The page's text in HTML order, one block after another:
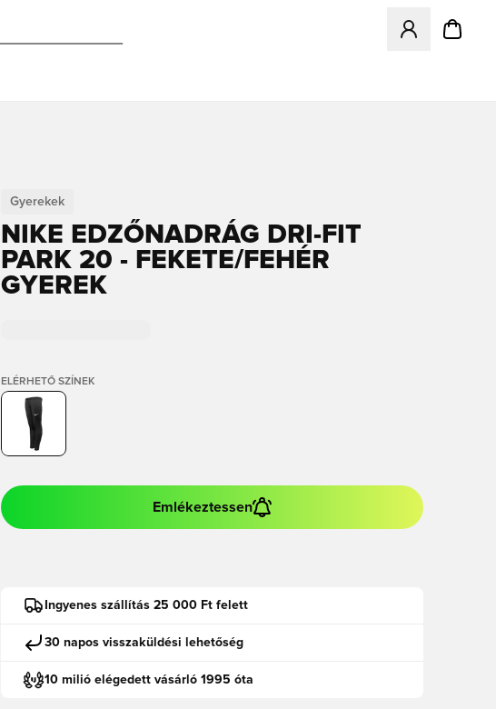
Megnyit egy
Gyerekek
NIKE EDZŐNADRÁG DRI-FIT
PARK 20 - FEKETE/FEHÉR
GYEREK
ELÉRHETŐ SZÍNEK
Emlékeztessen
Ingyenes szállítás 25 000 Ft felett
30 napos visszaküldési lehetőség
10 milió elégedett vásárló 1995 óta